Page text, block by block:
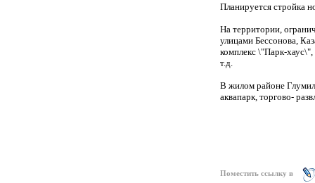
Планируется стройка
На территории,
улицами Бессонова,
комплекс \"Парк-хаус\",
т.д.
В жилом районе
аквапарк, торгово-
Поместить ссылку в